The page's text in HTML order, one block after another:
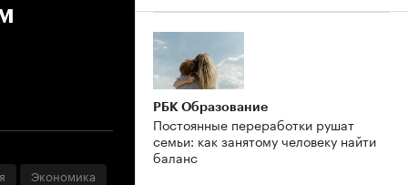
Экономика
РБК Образование
Постоянные переработки рушат
семьи: как занятому человеку найти
баланс